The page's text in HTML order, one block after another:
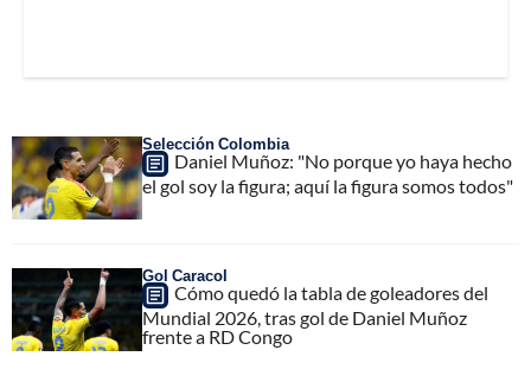
Selección Colombia
Daniel Muñoz: "No porque yo haya hecho
el gol soy la figura; aquí la figura somos todos"
Gol Caracol
Cómo quedó la tabla de goleadores del
Mundial 2026, tras gol de Daniel Muñoz
frente a RD Congo